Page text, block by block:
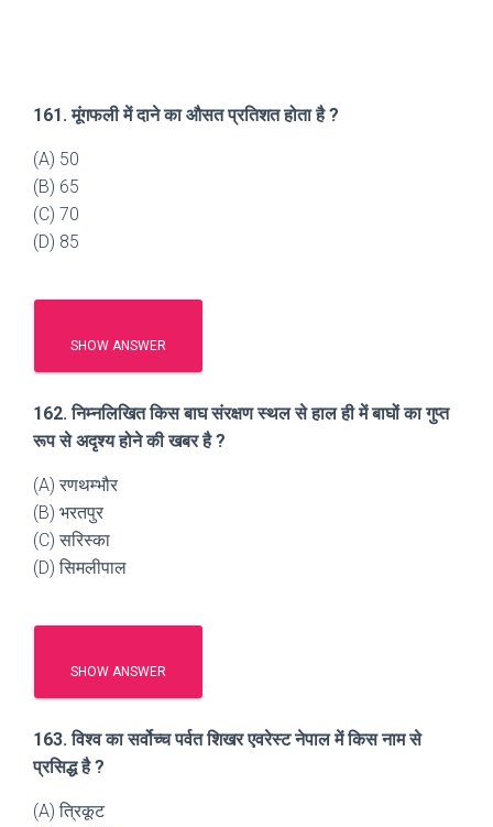
161. मूंगफली में दाने का औसत प्रतिशत होता है ?
(A) 50
(B) 65
(C) 70
(D) 85
SHOW ANSWER
162. निम्नलिखित किस बाघ संरक्षण स्थल से हाल ही में बाघों का गुप्त
रूप से अदृश्य होने की खबर है ?
(A) रणथम्भौर
(B) भरतपुर
(C) सरिस्का
(D) सिमलीपाल
SHOW ANSWER
163. विश्व का सर्वोच्च पर्वत शिखर एवरेस्ट नेपाल में किस नाम से
प्रसिद्ध है ?
(A) त्रिकूट